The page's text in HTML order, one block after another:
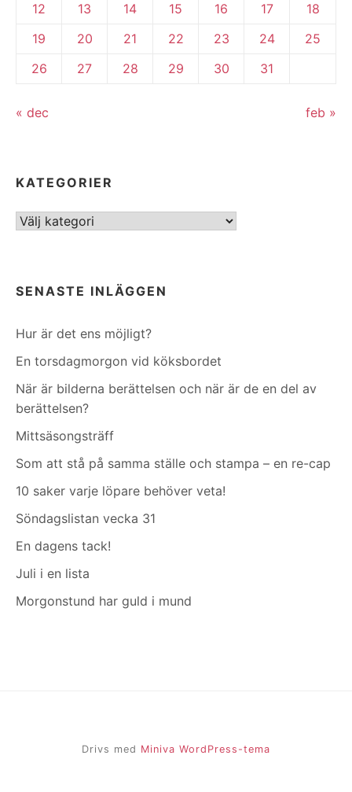
12
13 14 15 16 17
18
19
20 21 22 23 24
25
26
27 28 29 30 31
« dec feb »
KATEGORIER
Kategorier
SENASTE INLÄGGEN
Hur är det ens möjligt?
En torsdagmorgon vid köksbordet
När är bilderna berättelsen och när är de en del av
berättelsen?
Mittsäsongsträff
Som att stå på samma ställe och stampa – en re-cap
10 saker varje löpare behöver veta!
Söndagslistan vecka 31
En dagens tack!
Juli i en lista
Morgonstund har guld i mund
Drivs med Miniva WordPress-tema